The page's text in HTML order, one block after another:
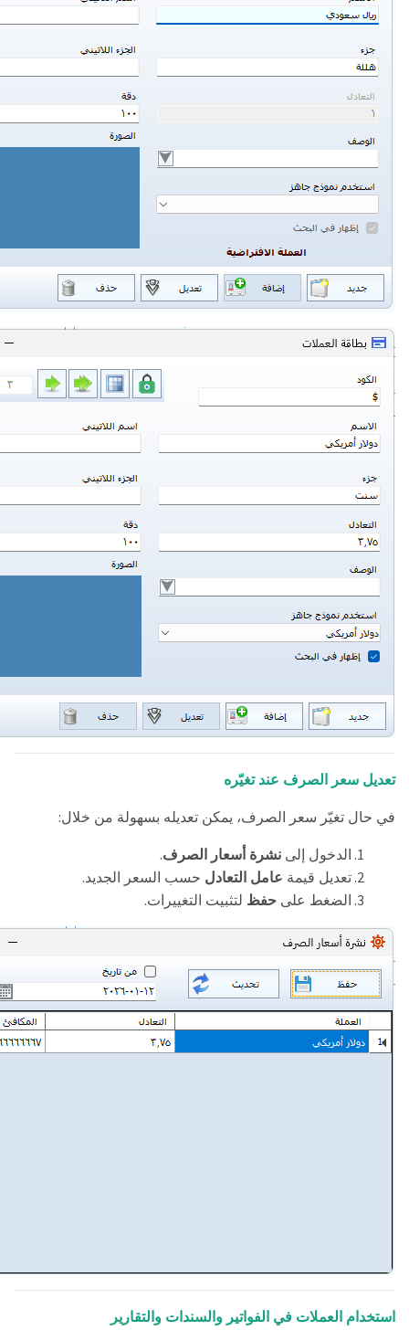
تعديل سعر الصرف عند تغيّره
في حال تغيّر سعر الصرف، يمكن تعديله بسهولة من خلال:
الدخول إلى نشرة أسعار الصرف.
تعديل قيمة عامل التعادل حسب السعر الجديد.
الضغط على حفظ لتثبيت التغييرات.
استخدام العملات في الفواتير والسندات والتقارير